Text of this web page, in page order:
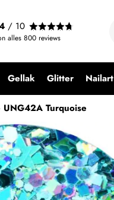
/ 10
alles 800 reviews
Gellak Glitter Nailart
Turquoise
UNG42A Turquoise